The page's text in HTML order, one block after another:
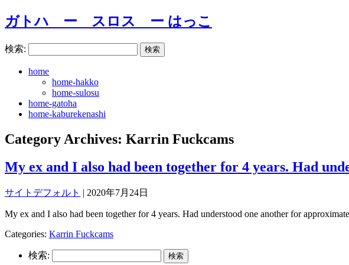
ガトハ ー スロス ー はっこ
検索:
home
home-hakko
home-sulosu
home-gatoha
home-kaburekenashi
Category Archives: Karrin Fuckcams
My ex and I also had been together for 4 years. Had
サイトデフォルト | 2020年7月24日
My ex and I also had been together for 4 years. Had understood one another for
Categories: Karrin Fuckcams
検索: